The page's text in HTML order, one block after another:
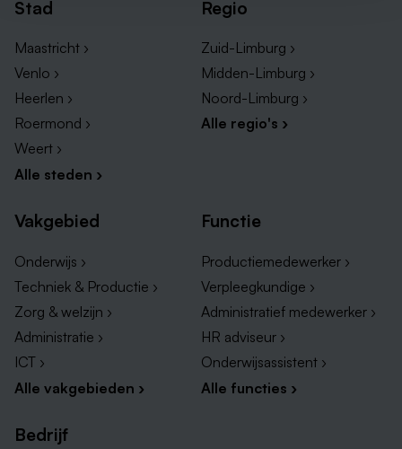
Stad
Maastricht ›
Venlo ›
Heerlen ›
Roermond ›
Weert ›
Alle steden ›
Regio
Zuid-Limburg ›
Midden-Limburg ›
Noord-Limburg ›
Alle regio's ›
Vakgebied
Onderwijs ›
Techniek & Productie ›
Zorg & welzijn ›
Administratie ›
ICT ›
Alle vakgebieden ›
Functie
Productiemedewerker ›
Verpleegkundige ›
Administratief medewerker ›
HR adviseur ›
Onderwijsassistent ›
Alle functies ›
Bedrijf